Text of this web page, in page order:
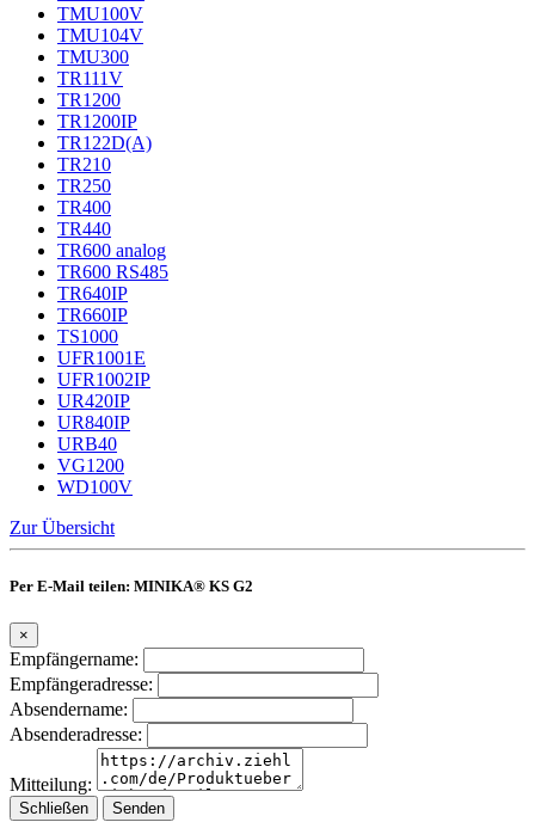
TMU100V
TMU104V
TMU300
TR111V
TR1200
TR1200IP
TR122D(A)
TR210
TR250
TR400
TR440
TR600 analog
TR600 RS485
TR640IP
TR660IP
TS1000
UFR1001E
UFR1002IP
UR420IP
UR840IP
URB40
VG1200
WD100V
Zur Übersicht
Per E-Mail teilen: MINIKA® KS G2
×
Empfängername:
Empfängeradresse:
Absendername:
Absenderadresse:
Mitteilung:
Schließen Senden